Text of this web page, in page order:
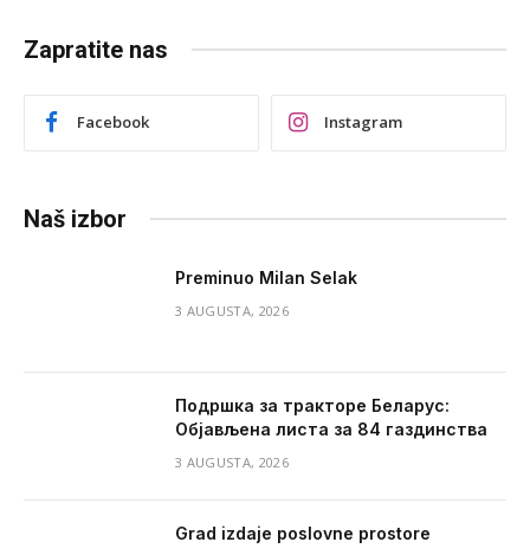
Zapratite nas
Facebook Instagram
Naš izbor
Preminuo Milan Selak
3 AUGUSTA, 2026
Подршка за тракторе Беларус:
Објављена листа за 84 газдинства
3 AUGUSTA, 2026
Grad izdaje poslovne prostore